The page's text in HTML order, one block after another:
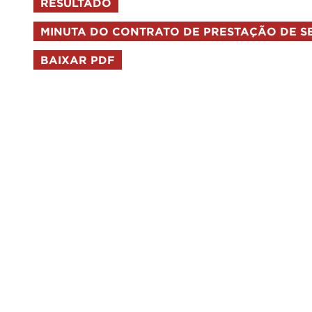
RESULTADO
MINUTA DO CONTRATO DE PRESTAÇÃO DE
BAIXAR PDF